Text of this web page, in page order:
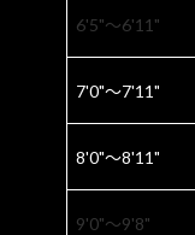
6'5"〜6'11"
7'0"〜7'11"
8'0"〜8'11"
9'0"〜9'8"